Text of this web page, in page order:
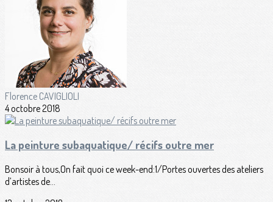
Florence CAVIGLIOLI
4 octobre 2018
La peinture subaquatique/ récifs outre mer
Bonsoir à tous,On fait quoi ce week-end:1/Portes ouvertes des ateliers
d’artistes de...